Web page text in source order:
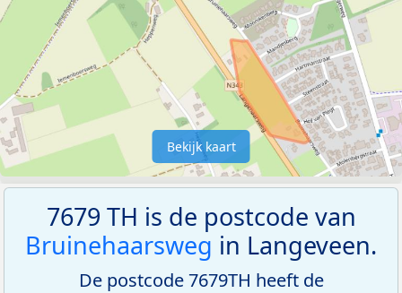
Bekijk kaart
7679 TH is de postcode van
Bruinehaarsweg in Langeveen.
De postcode 7679TH heeft de